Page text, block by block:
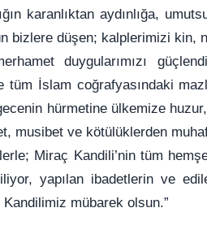
karanlıktan aydınlığa,
bizlere düşen; kalplerimizi kin,
duygularımızı
tüm İslam coğrafyasındaki
hürmetine ülkemize
musibet ve kötülüklerden
Miraç Kandili’nin tüm
yapılan ibadetlerin ve
mübarek olsun.”